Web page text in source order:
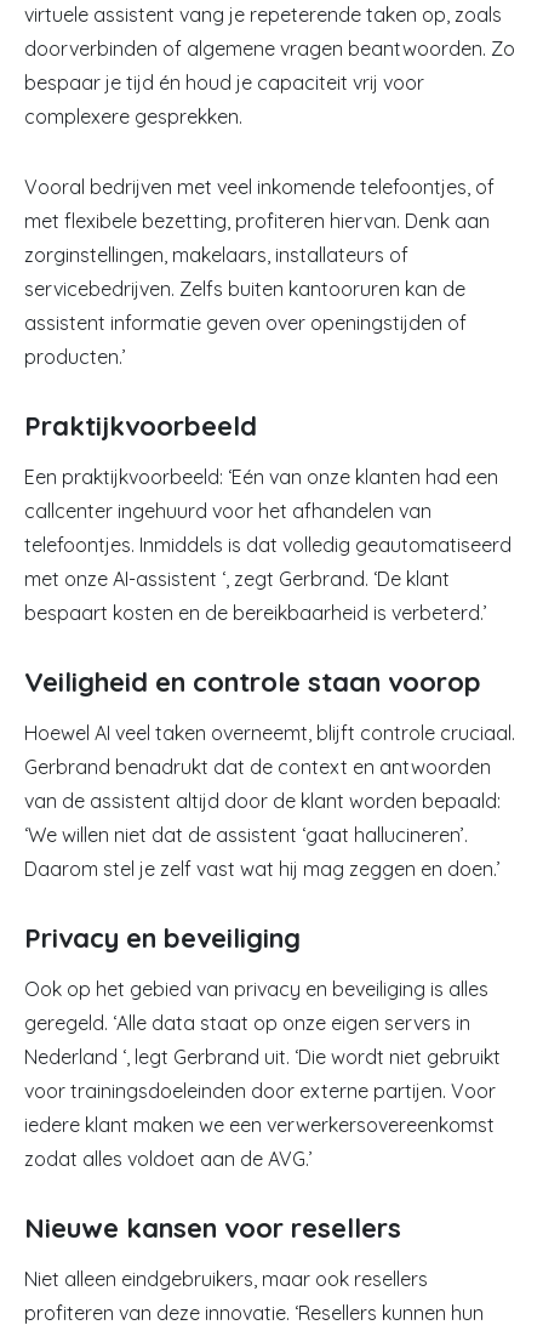
virtuele assistent vang je repeterende taken op, zoals
doorverbinden of algemene vragen beantwoorden. Zo
bespaar je tijd én houd je capaciteit vrij voor
complexere gesprekken.
Vooral bedrijven met veel inkomende telefoontjes, of
met flexibele bezetting, profiteren hiervan. Denk aan
zorginstellingen, makelaars, installateurs of
servicebedrijven. Zelfs buiten kantooruren kan de
assistent informatie geven over openingstijden of
producten.’
Praktijkvoorbeeld
Een praktijkvoorbeeld: ‘Eén van onze klanten had een
callcenter ingehuurd voor het afhandelen van
telefoontjes. Inmiddels is dat volledig geautomatiseerd
met onze AI-assistent ‘, zegt Gerbrand. ‘De klant
bespaart kosten en de bereikbaarheid is verbeterd.’
Veiligheid en controle staan voorop
Hoewel AI veel taken overneemt, blijft controle cruciaal.
Gerbrand benadrukt dat de context en antwoorden
van de assistent altijd door de klant worden bepaald:
‘We willen niet dat de assistent ‘gaat hallucineren’.
Daarom stel je zelf vast wat hij mag zeggen en doen.’
Privacy en beveiliging
Ook op het gebied van privacy en beveiliging is alles
geregeld. ‘Alle data staat op onze eigen servers in
Nederland ‘, legt Gerbrand uit. ‘Die wordt niet gebruikt
voor trainingsdoeleinden door externe partijen. Voor
iedere klant maken we een verwerkersovereenkomst
zodat alles voldoet aan de AVG.’
Nieuwe kansen voor resellers
Niet alleen eindgebruikers, maar ook resellers
profiteren van deze innovatie. ‘Resellers kunnen hun